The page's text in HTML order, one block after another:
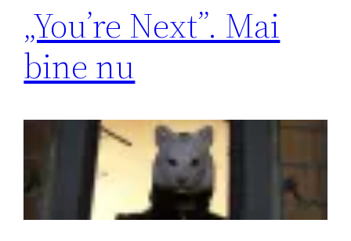
„You’re Next”. Mai
bine nu